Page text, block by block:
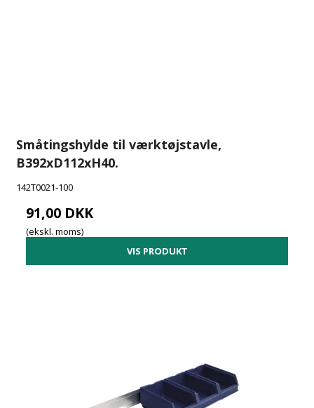
Småtingshylde til værktøjstavle,
B392xD112xH40.
142T0021-100
91,00 DKK
(ekskl. moms)
VIS PRODUKT